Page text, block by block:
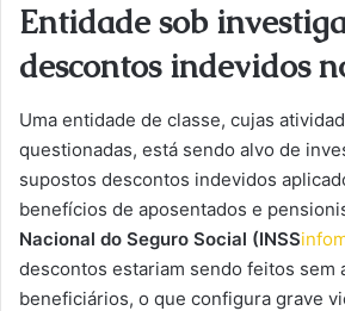
Entidade sob
descontos indevidos
Uma entidade de classe, cujas
questionadas, está sendo alvo de
supostos descontos indevidos
benefícios de aposentados e
Nacional do Seguro Social (INSS
descontos estariam sendo feitos sem
beneficiários, o que configura grave